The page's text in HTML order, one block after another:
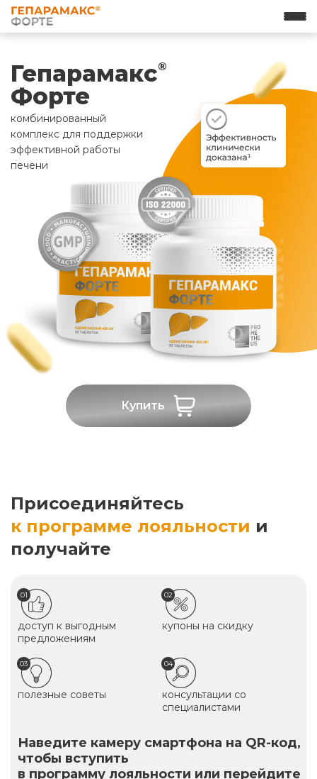
Гепарамакс®
Форте
комбинированный
комплекс для поддержки
эффективной работы
печени
Купить
Присоединяйтесь
к программе лояльности и
получайте
01
доступ к выгодным
предложениям
02
купоны на скидку
03
полезные советы
04
консультации со
специалистами
Наведите камеру смартфона на QR-код,
чтобы вступить
в программу лояльности или перейдите